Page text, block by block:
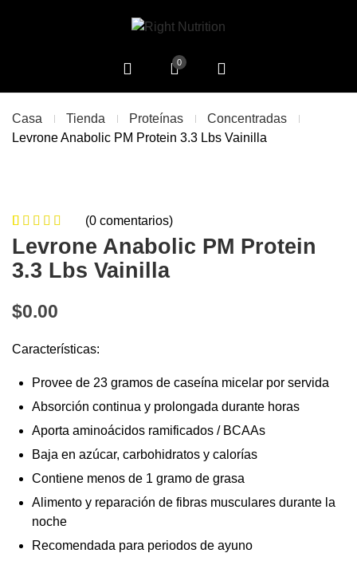
0
Casa Tienda Proteínas
Concentradas
Levrone Anabolic PM Protein 3.3 Lbs Vainilla
0 de
5
based on
0
customer
(0 comentarios)
Levrone Anabolic PM Protein
3.3 Lbs Vainilla
$0.00
Características:
Provee de 23 gramos de caseína micelar por servida
Absorción continua y prolongada durante horas
Aporta aminoácidos ramificados / BCAAs
Baja en azúcar, carbohidratos y calorías
Contiene menos de 1 gramo de grasa
Alimento y reparación de fibras musculares durante la
noche
Recomendada para periodos de ayuno